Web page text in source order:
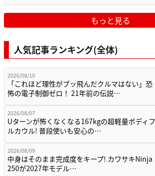
もっと見る
人気記事ランキング(全体)
2026/08/10
「これほど理性がブッ飛んだクルマはない」恐
怖の電子制御ゼロ！ 21年前の伝説…
2026/08/07
Uターンが怖くなくなる167kgの超軽量ボディフ
ルカウル! 普段使いも安心の…
2026/08/09
中身はそのまま完成度をキープ! カワサキNinja
250が2027年モデル…